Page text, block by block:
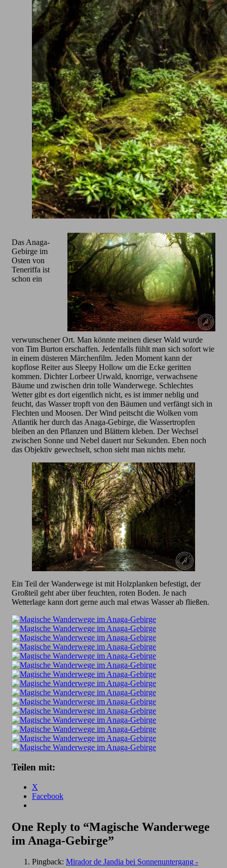
Das Anaga-
Gebirge im
Osten von
Teneriffa ist
schon ein
verwunschener Ort. Man könnte meinen dieser Wald wurde
von Tim Burton erschaffen. Jedenfalls fühlt man sich sofort wie
in einem düsteren Märchenfilm. Jeden Moment kann der
kopflose Reiter aus Sleepy Hollow um die Ecke geritten
kommen. Dichter Lorbeer Urwald, knorrige, verwachsene
Bäume und zwischen drin tolle Wanderwege. Schlechtes
Wetter gibt es dort eigentlich nicht, es ist immer neblig und
feucht, das Wasser tropft von den Bäumen und verfängt sich in
Flechten und Moosen. Der Wind peitscht die Wolken vom
Atlantik her durch das Anaga-Gebirge, die Wassertropfen
bleiben an den Pflanzen und Blättern kleben. Der Wechsel
zwischen Sonne und Nebel dauert nur Sekunden. Eben noch
das Objektiv gewechselt, schon sieht man nichts mehr.
Ein Teil der Wanderwege ist mit Holzplanken befestigt, der
Großteil geht aber über feuchten, roten Boden. Je nach
Wetterlage kann dort gerne auch mal etwas Wasser ab fließen.
Teilen mit:
X
Facebook
One Reply to “Magische Wanderwege
im Anaga-Gebirge”
Pingback: Mirador de Jandia bei Sonnenuntergang -